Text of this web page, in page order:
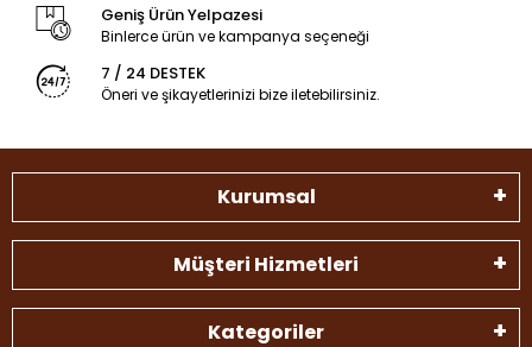
Geniş Ürün Yelpazesi
Binlerce ürün ve kampanya seçeneği
7 / 24 DESTEK
Öneri ve şikayetlerinizi bize iletebilirsiniz.
Kurumsal
Müşteri Hizmetleri
Kategoriler